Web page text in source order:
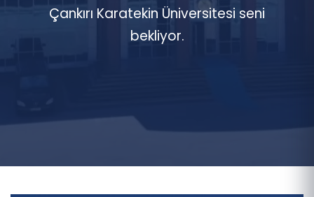
Çankırı Karatekin Üniversitesi seni
bekliyor.